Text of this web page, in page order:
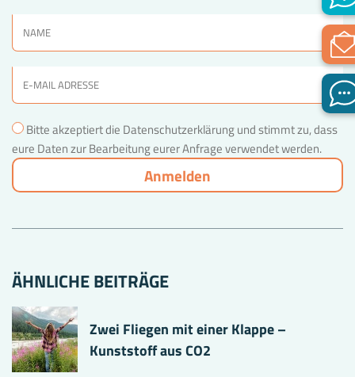
Bitte akzeptiert die Datenschutzerklärung und stimmt zu, dass
eure Daten zur Bearbeitung eurer Anfrage verwendet werden.
ÄHNLICHE BEITRÄGE
Zwei Fliegen mit einer Klappe –
Kunststoff aus CO2